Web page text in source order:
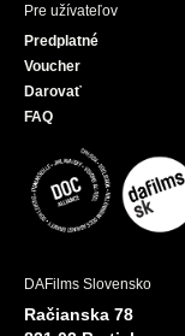
Pre užívateľov
Predplatné
Voucher
Darovať
FAQ
DAFilms Slovensko
Račianska 78